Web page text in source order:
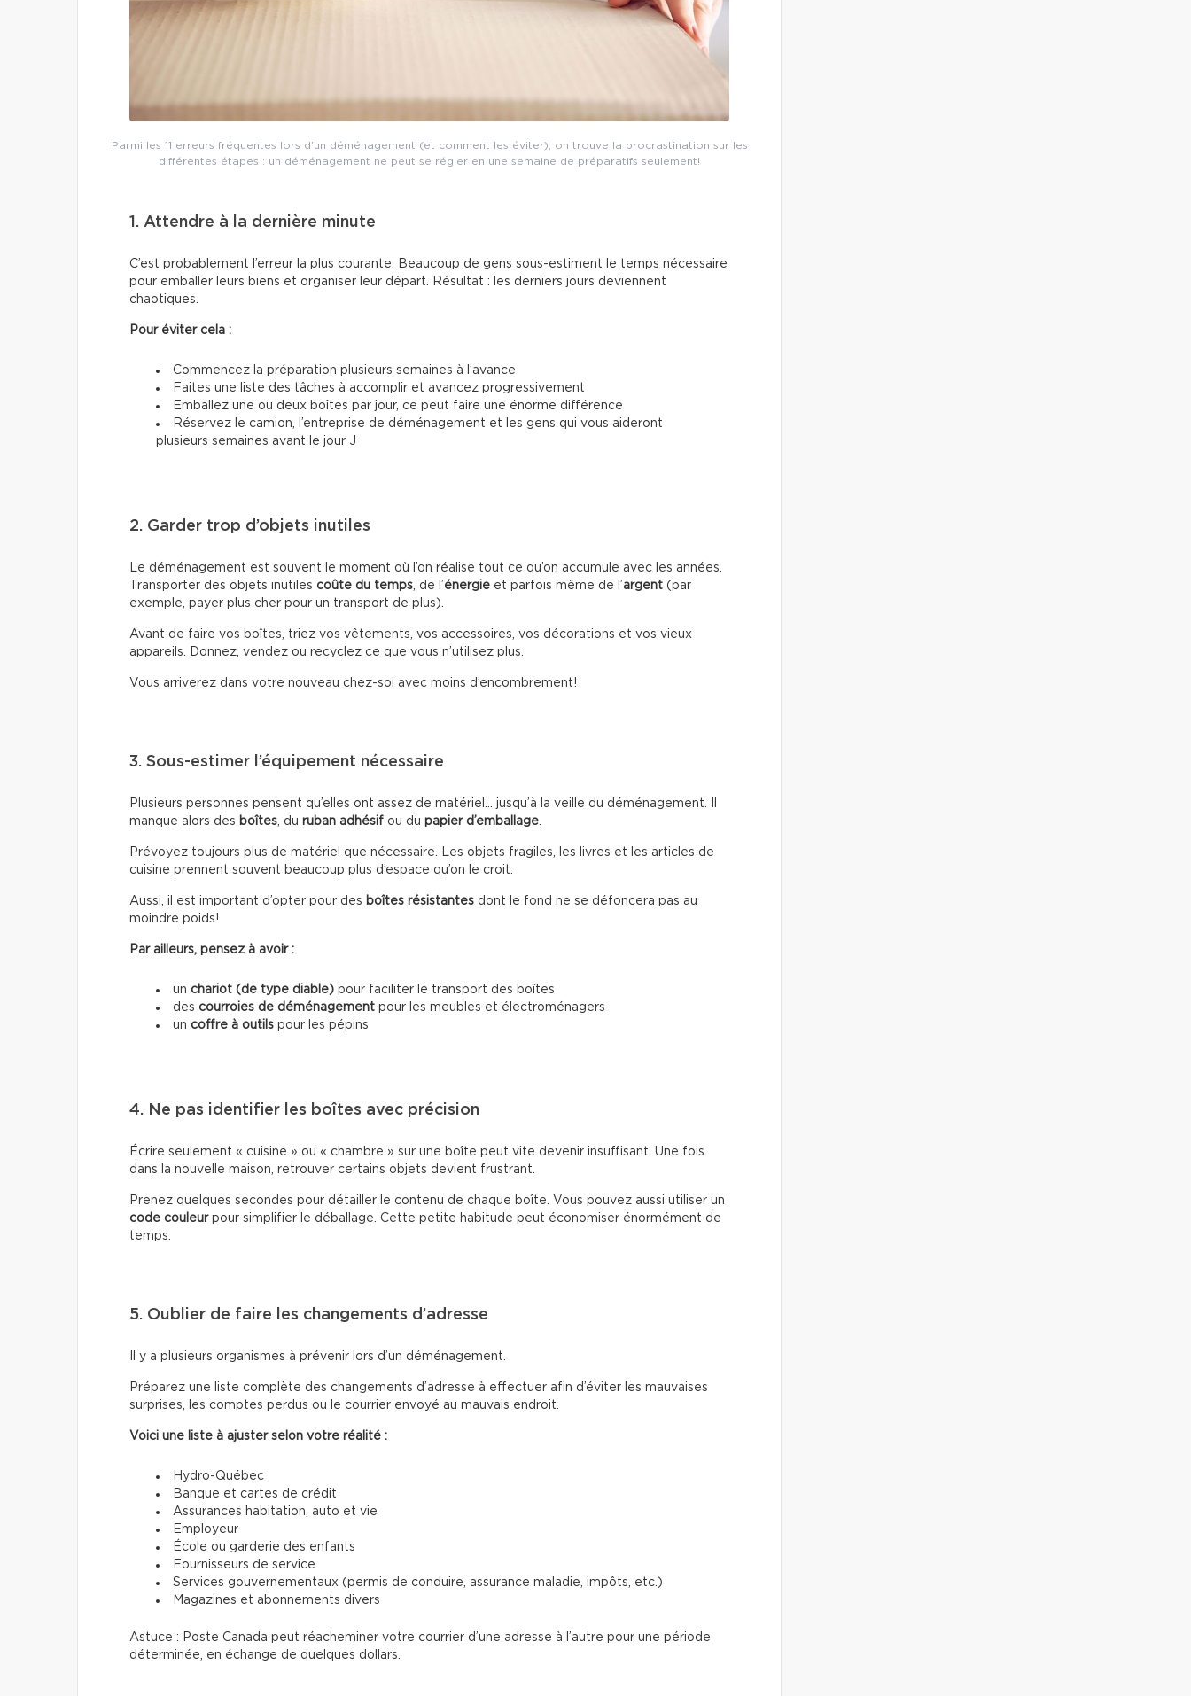
Parmi les 11 erreurs fréquentes lors d’un déménagement (et comment les éviter), on trouve la procrastination sur les
différentes étapes : un déménagement ne peut se régler en une semaine de préparatifs seulement!
1. Attendre à la dernière minute
C’est probablement l’erreur la plus courante. Beaucoup de gens sous-estiment le temps nécessaire
pour emballer leurs biens et organiser leur départ. Résultat : les derniers jours deviennent
chaotiques.
Pour éviter cela :
Commencez la préparation plusieurs semaines à l’avance
Faites une liste des tâches à accomplir et avancez progressivement
Emballez une ou deux boîtes par jour, ce peut faire une énorme différence
Réservez le camion, l’entreprise de déménagement et les gens qui vous aideront
plusieurs semaines avant le jour J
2. Garder trop d’objets inutiles
Le déménagement est souvent le moment où l’on réalise tout ce qu’on accumule avec les années.
Transporter des objets inutiles coûte du temps , de l’énergie et parfois même de l’argent (par
exemple, payer plus cher pour un transport de plus).
Avant de faire vos boîtes, triez vos vêtements, vos accessoires, vos décorations et vos vieux
appareils. Donnez, vendez ou recyclez ce que vous n’utilisez plus.
Vous arriverez dans votre nouveau chez-soi avec moins d’encombrement!
3. Sous-estimer l’équipement nécessaire
Plusieurs personnes pensent qu’elles ont assez de matériel… jusqu’à la veille du déménagement. Il
manque alors des boîtes , du ruban adhésif ou du papier d’emballage
Prévoyez toujours plus de matériel que nécessaire. Les objets fragiles, les livres et les articles de
cuisine prennent souvent beaucoup plus d’espace qu’on le croit.
Aussi, il est important d’opter pour des boîtes résistantes dont le fond ne se défoncera pas au
moindre poids!
Par ailleurs, pensez à avoir :
un chariot (de type diable) pour faciliter le transport des boîtes
des courroies de déménagement pour les meubles et électroménagers
un coffre à outils pour les pépins
4. Ne pas identifier les boîtes avec précision
Écrire seulement « cuisine » ou « chambre » sur une boîte peut vite devenir insuffisant. Une fois
dans la nouvelle maison, retrouver certains objets devient frustrant.
Prenez quelques secondes pour détailler le contenu de chaque boîte. Vous pouvez aussi utiliser un
code couleurpour simplifier le déballage. Cette petite habitude peut économiser énormément de
temps.
5. Oublier de faire les changements d’adresse
Il y a plusieurs organismes à prévenir lors d’un déménagement.
Préparez une liste complète des changements d’adresse à effectuer afin d’éviter les mauvaises
surprises, les comptes perdus ou le courrier envoyé au mauvais endroit.
Voici une liste à ajuster selon votre réalité :
Hydro-Québec
Banque et cartes de crédit
Assurances habitation, auto et vie
Employeur
École ou garderie des enfants
Fournisseurs de service
Services gouvernementaux (permis de conduire, assurance maladie, impôts, etc.)
Magazines et abonnements divers
Astuce : Poste Canada peut réacheminer votre courrier d’une adresse à l’autre pour une période
déterminée, en échange de quelques dollars.